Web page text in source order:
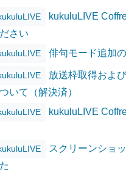
kukuluLIVE
さい
俳句モード追加
放送枠取得およ
いて（解決済）
kukuluLIVE
スクリーンショ